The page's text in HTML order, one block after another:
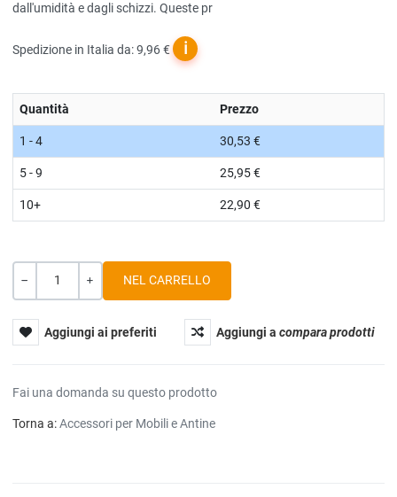
dall'umidità e dagli schizzi. Queste pr
Spedizione in Italia da: 9,96 € ℹ
Quantità Prezzo
1 - 4 30,53 €
5 - 9 25,95 €
10+ 22,90 €
Quantità
Aggiungi ai preferiti Aggiungi acompara prodotti
Fai una domanda su questo prodotto
Torna a:Accessori per Mobili e Antine